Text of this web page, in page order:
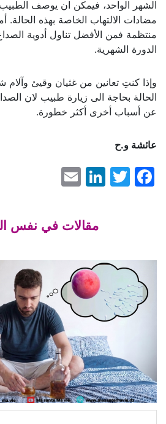
الشهر الواحد، فيمكن ان يوصف
مضادات الالتهاب الخاصة بهذه الحالة.
منتظمة فمن الأفضل تناول أدوية
الدورة الشهرية.
وإذا كنتِ تعانين من غثيان وقيئ وآلام
الحالة بحاجة الى زيارة طبيب لان
عن أسباب أخرى أكثر خطورة.
عائشة و.ح
Facebook
Twitter
LinkedIn
مقالات في نفس